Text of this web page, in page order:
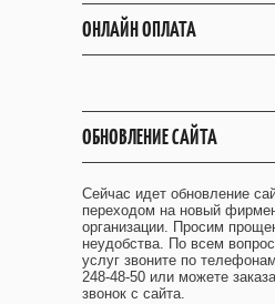
ОНЛАЙН ОПЛАТА
ОБНОВЛЕНИЕ САЙТА
Сейчас идет обновление
переходом на новый
организации. Просим
неудобства. По всем
услуг звоните по
248-48-50 или можете
звонок с сайта.